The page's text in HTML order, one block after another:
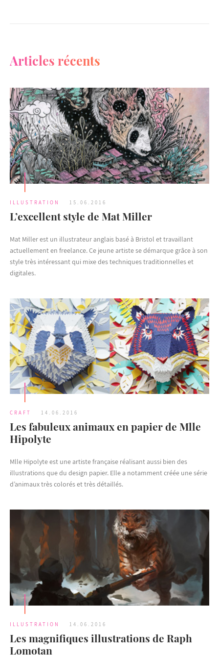
Articles récents
ILLUSTRATION 15.06.2016
L’excellent style de Mat Miller
Mat Miller est un illustrateur anglais basé à Bristol et travaillant
actuellement en freelance. Ce jeune artiste se démarque grâce à son
style très intéressant qui mixe des techniques traditionnelles et
digitales.
CRAFT 14.06.2016
Les fabuleux animaux en papier de Mlle
Hipolyte
Mlle Hipolyte est une artiste française réalisant aussi bien des
illustrations que du design papier. Elle a notamment créée une série
d’animaux très colorés et très détaillés.
ILLUSTRATION 14.06.2016
Les magnifiques illustrations de Raph
Lomotan